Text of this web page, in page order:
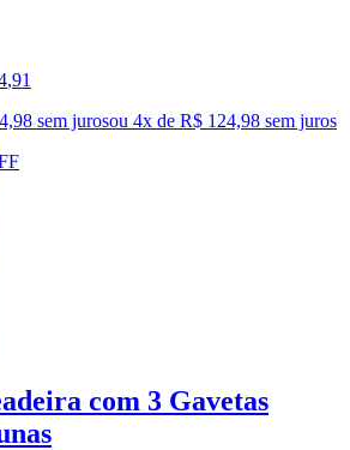
,91
sem jurosou 4x de R$ 124,98 sem juros
com 3 Gavetas